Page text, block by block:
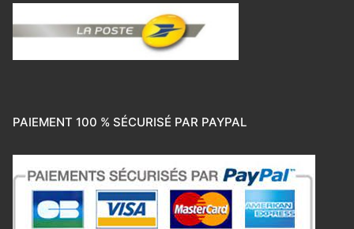
PAIEMENT 100 % SÉCURISÉ PAR PAYPAL